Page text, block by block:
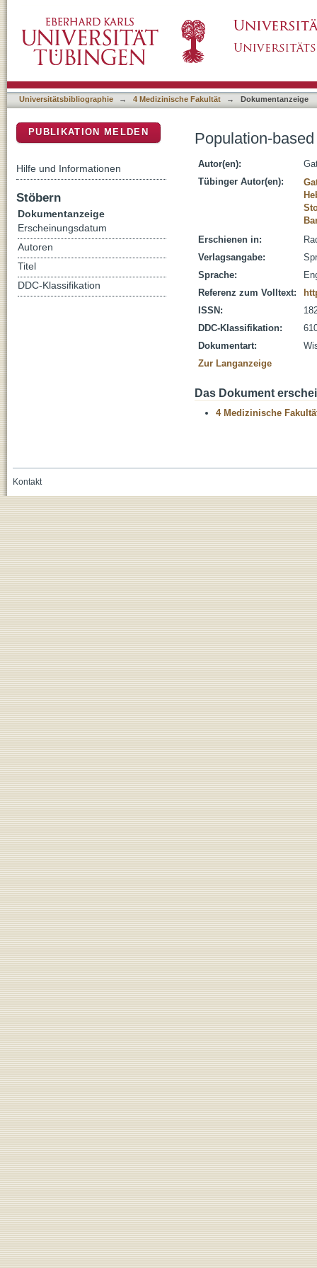
Universitätsbibliographie → 4 Medizinische Fakultät → Dokumentanzeige
Population-
Autor(en):
Tübinger Autor(en):
Erschienen in:
Verlagsangabe:
Sprache:
Referenz zum Volltext:
ISSN:
DDC-Klassifikation:
Dokumentart:
Zur Langanzeige
Das Dokument
4 Medizinische
PUBLIKATION MELDEN
Hilfe und Informationen
Stöbern
Dokumentanzeige
Erscheinungsdatum
Autoren
Titel
DDC-Klassifikation
Kontakt